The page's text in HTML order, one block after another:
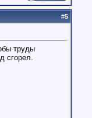
#5
труды
сгорел.